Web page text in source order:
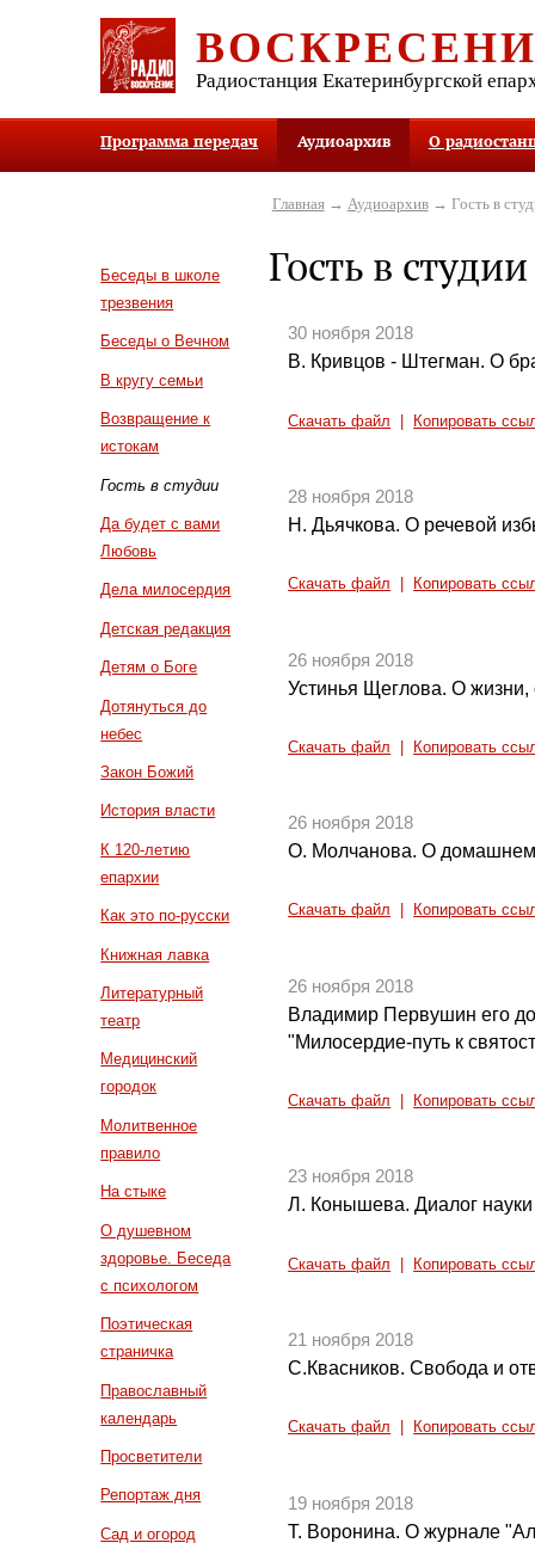
Радиостанция Екатеринбургской
Программа передач Аудиоархив О
Беседы в школе
трезвения
Беседы о Вечном
В кругу семьи
Возвращение к
истокам
Гость в студии
Да будет с вами
Любовь
Дела милосердия
Детская редакция
Детям о Боге
Дотянуться до
небес
Закон Божий
История власти
К 120-летию
епархии
Как это по-русски
Книжная лавка
Литературный
театр
Медицинский
городок
Молитвенное
правило
На стыке
О душевном
здоровье. Беседа
с психологом
Поэтическая
страничка
Православный
календарь
Просветители
Репортаж дня
Сад и огород
Главная→ Аудиоархив→ Гость в
Гость в студии
30 ноября 2018
В. Кривцов - Штегман. О
Скачать файл Копировать
28 ноября 2018
Н. Дьячкова. О речевой
Скачать файл Копировать
26 ноября 2018
Устинья Щеглова. О жизни,
Скачать файл Копировать
26 ноября 2018
О. Молчанова. О домашнем
Скачать файл Копировать
26 ноября 2018
Владимир Первушин его
"Милосердие-путь к
Скачать файл Копировать
23 ноября 2018
Л. Конышева. Диалог
Скачать файл Копировать
21 ноября 2018
С.Квасников. Свобода и
Скачать файл Копировать
19 ноября 2018
Т. Воронина. О журнале